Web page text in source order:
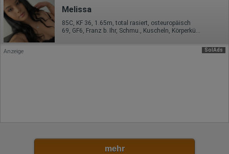
Rechtliche Grundlage der Verarbeitung
Art. 6 Abs. 1 S. 1 lit. a DSGVO
Melissa
85C, KF 36, 1.65m, total rasiert, osteuropäisch
69, GF6, Franz b. Ihr, Schmu., Kuscheln, Körperküs., KBp, Mast.
SolAds
Anzeige
mehr